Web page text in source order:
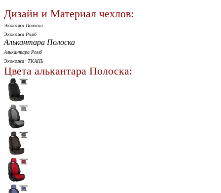
Дизайн и Материал чехлов:
Экокожа Полоска
Экокожа Ромб
Алькантара Полоска
Алькантара Ромб
Экокожа+ТКАНЬ
Цвета алькантара Полоска: